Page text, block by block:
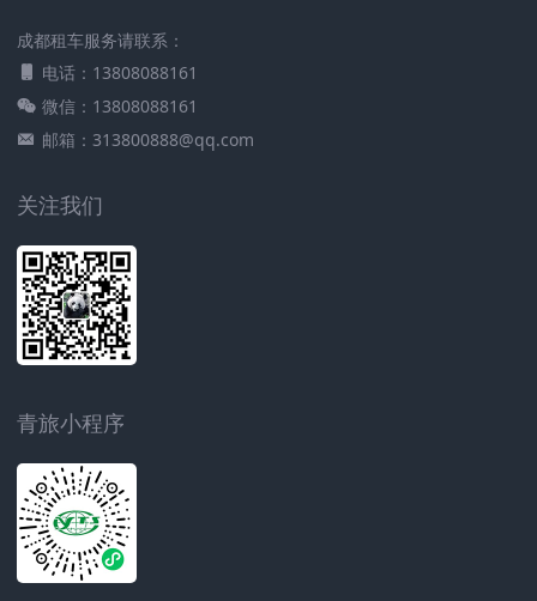
成都租车服务请联系：
电话：13808088161
微信：13808088161
邮箱：313800888@qq.com
关注我们
青旅小程序